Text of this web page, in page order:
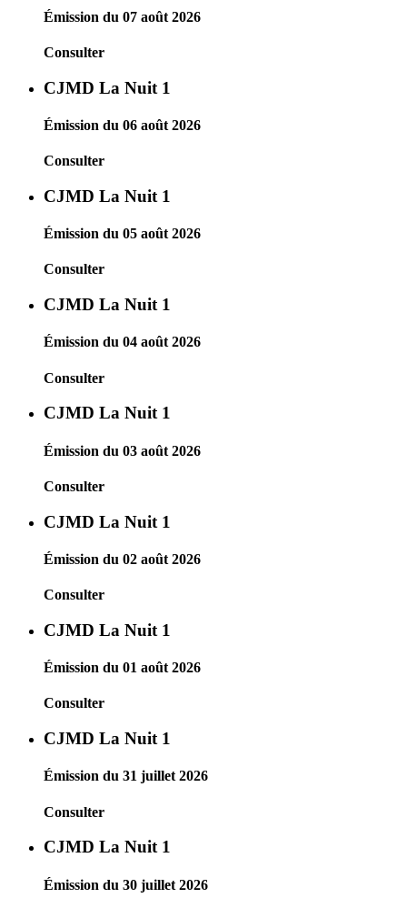
Émission du 07 août 2026
Consulter
CJMD La Nuit 1
Émission du 06 août 2026
Consulter
CJMD La Nuit 1
Émission du 05 août 2026
Consulter
CJMD La Nuit 1
Émission du 04 août 2026
Consulter
CJMD La Nuit 1
Émission du 03 août 2026
Consulter
CJMD La Nuit 1
Émission du 02 août 2026
Consulter
CJMD La Nuit 1
Émission du 01 août 2026
Consulter
CJMD La Nuit 1
Émission du 31 juillet 2026
Consulter
CJMD La Nuit 1
Émission du 30 juillet 2026